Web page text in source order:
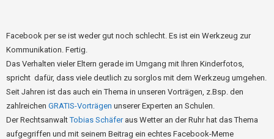
Facebook per se ist weder gut noch schlecht. Es ist ein Werkzeug zur
Kommunikation. Fertig.
Das Verhalten vieler Eltern gerade im Umgang mit Ihren Kinderfotos,
spricht dafür, dass viele deutlich zu sorglos mit dem Werkzeug umgehen.
Seit Jahren ist das auch ein Thema in unseren Vorträgen, z.Bsp. den
zahlreichen GRATIS-Vorträgen unserer Experten an Schulen.
Der RechtsanwaltTobias Schäferaus Wetter an der Ruhr hat das Thema
aufgegriffen und mit seinem Beitrag ein echtes Facebook-Meme